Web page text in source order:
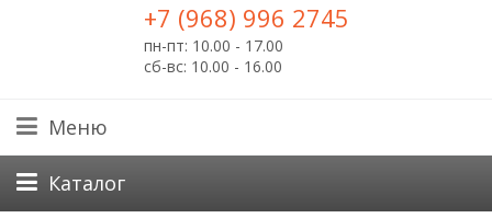
+7 (968) 996 2745
пн-пт: 10.00 - 17.00
сб-вс: 10.00 - 16.00
Меню
Каталог